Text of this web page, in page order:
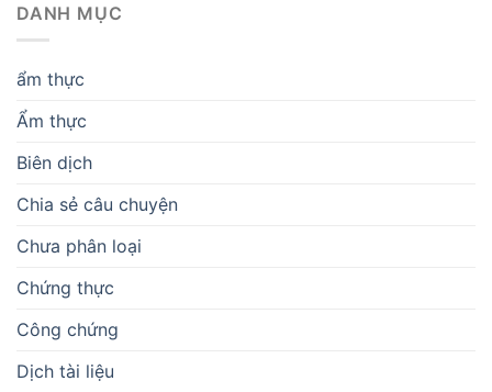
DANH MỤC
ẩm thực
Ẩm thực
Biên dịch
Chia sẻ câu chuyện
Chưa phân loại
Chứng thực
Công chứng
Dịch tài liệu